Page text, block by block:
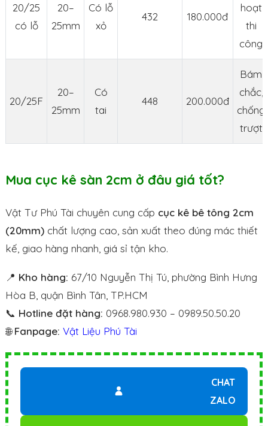
20/25
có lỗ
20–
25mm
Có lỗ
xỏ
432 180.000đ
hoạt
thi
công
20/25F
20–
25mm
Có
tai
448 200.000đ
Bám
chắc,
chống
trượt
Mua cục kê sàn 2cm ở đâu giá tốt?
Vật Tư Phú Tài chuyên cung cấp cục kê bê tông 2cm
(20mm) chất lượng cao, sản xuất theo đúng mác thiết
kế, giao hàng nhanh, giá sỉ tận kho.
📍 Kho hàng: 67/10 Nguyễn Thị Tú, phường Bình Hưng
Hòa B, quận Bình Tân, TP.HCM
📞 Hotline đặt hàng: 0968.980.930 – 0989.50.50.20
🌐Fanpage: Vật Liệu Phú Tài
CHAT
ZALO